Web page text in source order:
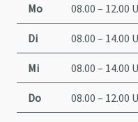
Mo 08.00 – 12.00
Di 08.00 – 14.00
Mi 08.00 – 14.00
Do 08.00 – 12.00